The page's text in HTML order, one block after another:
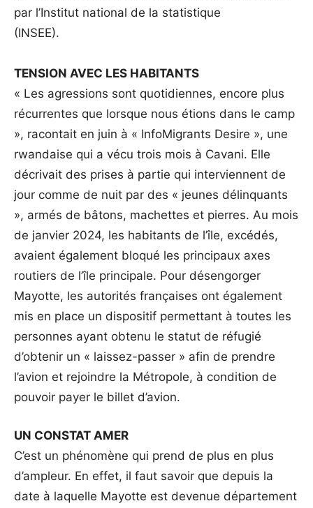
par l’Institut national de la statistique
(INSEE).
TENSION AVEC LES HABITANTS
« Les agressions sont quotidiennes, encore plus
récurrentes que lorsque nous étions dans le camp
», racontait en juin à « InfoMigrants Desire », une
rwandaise qui a vécu trois mois à Cavani. Elle
décrivait des prises à partie qui interviennent de
jour comme de nuit par des « jeunes délinquants
», armés de bâtons, machettes et pierres. Au mois
de janvier 2024, les habitants de l’île, excédés,
avaient également bloqué les principaux axes
routiers de l’île principale. Pour désengorger
Mayotte, les autorités françaises ont également
mis en place un dispositif permettant à toutes les
personnes ayant obtenu le statut de réfugié
d’obtenir un « laissez-passer » afin de prendre
l’avion et rejoindre la Métropole, à condition de
pouvoir payer le billet d’avion.
UN CONSTAT AMER
C’est un phénomène qui prend de plus en plus
d’ampleur. En effet, il faut savoir que depuis la
date à laquelle Mayotte est devenue département